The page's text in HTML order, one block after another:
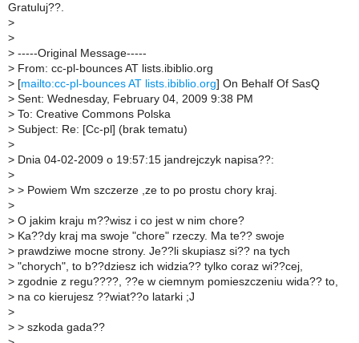
Gratuluj??.
>
>
> -----Original Message-----
> From: cc-pl-bounces AT lists.ibiblio.org
> [mailto:cc-pl-bounces AT lists.ibiblio.org] On Behalf Of SasQ
> Sent: Wednesday, February 04, 2009 9:38 PM
> To: Creative Commons Polska
> Subject: Re: [Cc-pl] (brak tematu)
>
> Dnia 04-02-2009 o 19:57:15 jandrejczyk napisa??:
>
> > Powiem Wm szczerze ,ze to po prostu chory kraj.
>
> O jakim kraju m??wisz i co jest w nim chore?
> Ka??dy kraj ma swoje "chore" rzeczy. Ma te?? swoje
> prawdziwe mocne strony. Je??li skupiasz si?? na tych
> "chorych", to b??dziesz ich widzia?? tylko coraz wi??cej,
> zgodnie z regu????, ??e w ciemnym pomieszczeniu wida?? to,
> na co kierujesz ??wiat??o latarki ;J
>
> > szkoda gada??